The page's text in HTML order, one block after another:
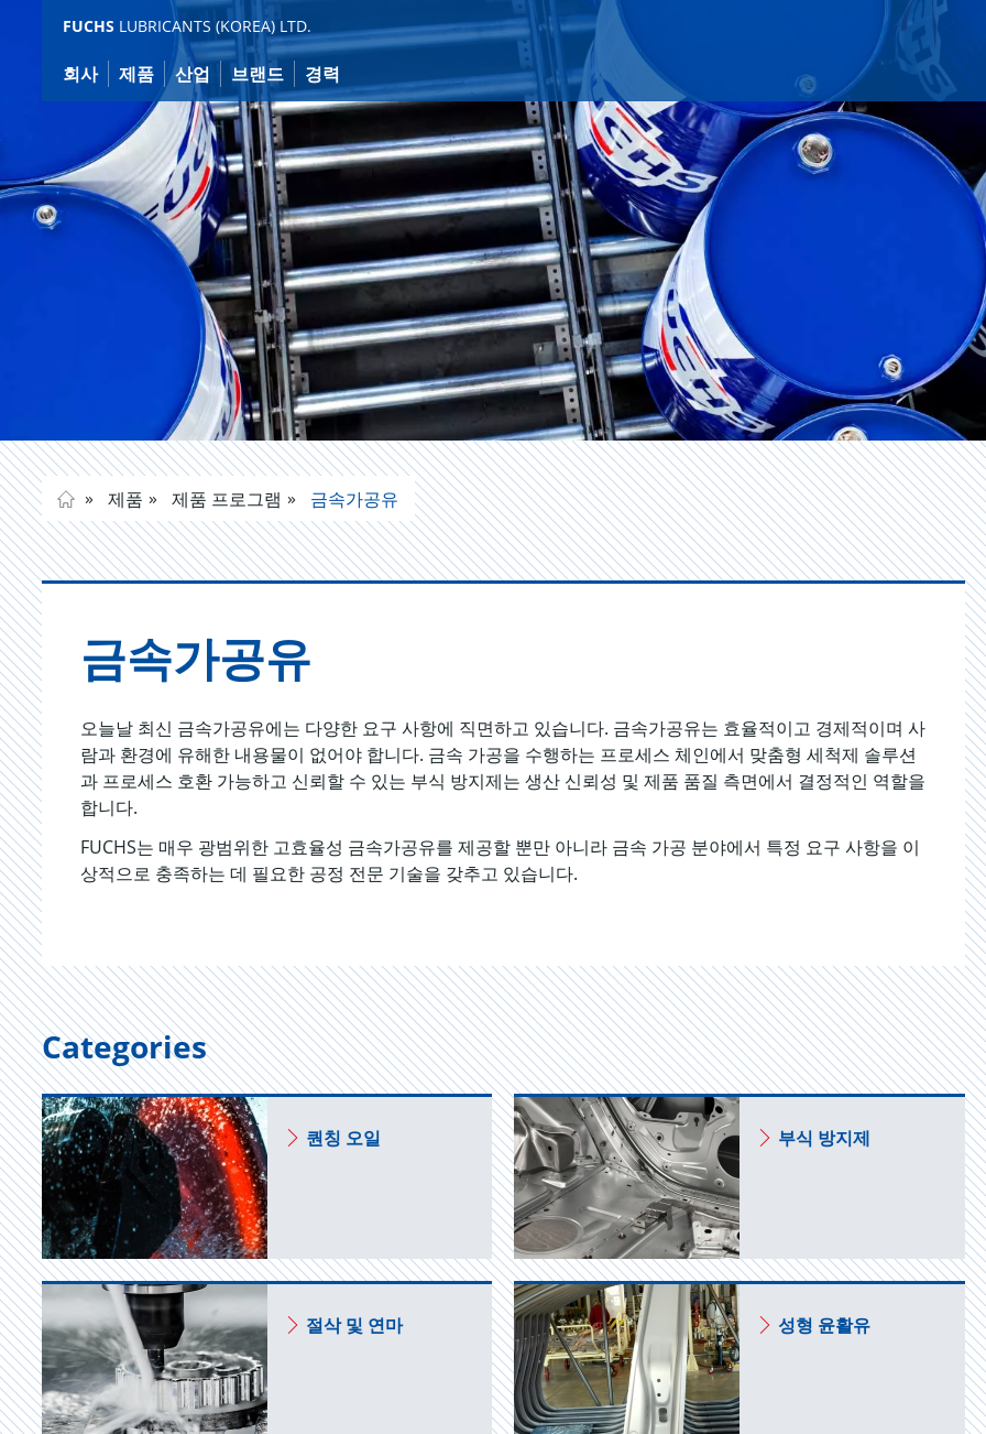
FUCHS LUBRICANTS (KOREA) LTD.
회사 제품 산업 브랜드 경력
제품 제품 프로그램 금속가공유
금속가공유
오늘날 최신 금속가공유에는 다양한 요구 사항에 직면하고 있습니다. 금속가공유는 효율적이고 경제적이며 사
람과 환경에 유해한 내용물이 없어야 합니다. 금속 가공을 수행하는 프로세스 체인에서 맞춤형 세척제 솔루션
과 프로세스 호환 가능하고 신뢰할 수 있는 부식 방지제는 생산 신뢰성 및 제품 품질 측면에서 결정적인 역할을
합니다.
FUCHS는 매우 광범위한 고효율성 금속가공유를 제공할 뿐만 아니라 금속 가공 분야에서 특정 요구 사항을 이
상적으로 충족하는 데 필요한 공정 전문 기술을 갖추고 있습니다.
Categories
퀀칭 오일 부식 방지제
절삭 및 연마 성형 윤활유